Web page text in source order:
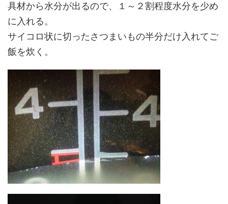
具材から水分が出るので、１～２割程度水分を少め
に入れる。
サイコロ状に切ったさつまいもの半分だけ入れてご
飯を炊く。